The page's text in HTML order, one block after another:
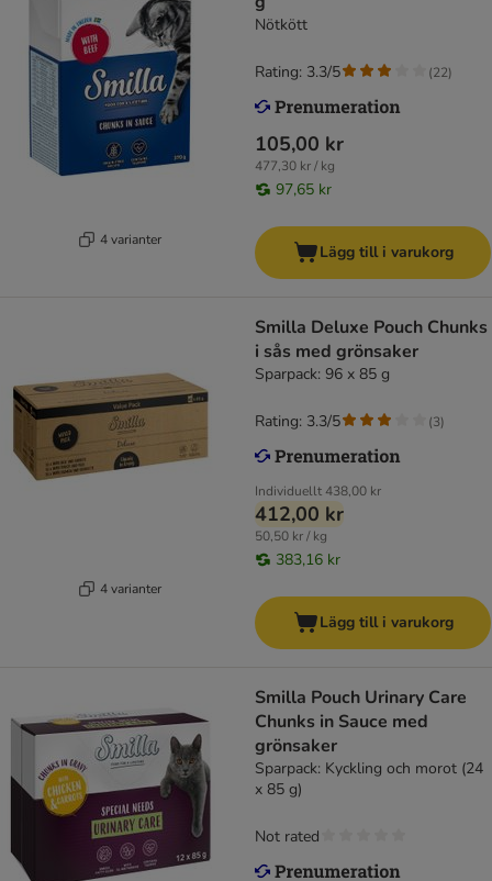
4 varianter
Nötkött
105,00 kr
477,30 kr / kg
97,65 kr
Rating: 3.3/5 (22)
Lägg till i varukorg
4 varianter
Smilla Deluxe Pouch Chunks
i sås med grönsaker
Sparpack: 96 x 85 g
Individuellt438,00 kr
412,00 kr
50,50 kr / kg
383,16 kr
Rating: 3.3/5 (3)
Lägg till i varukorg
Smilla Pouch Urinary Care
Chunks in Sauce med
grönsaker
Sparpack: Kyckling och morot (24
x 85 g)
Not rated